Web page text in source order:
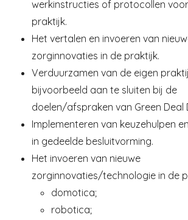
werkinstructies of protocollen
praktijk.
Het vertalen en invoeren van
zorginnovaties in de praktijk.
Verduurzamen van de eigen
bijvoorbeeld aan te sluiten bij de
doelen/afspraken van Green Deal
Implementeren van keuzehulpen
in gedeelde besluitvorming.
Het invoeren van nieuwe
zorginnovaties/technologie in de
domotica;
robotica;